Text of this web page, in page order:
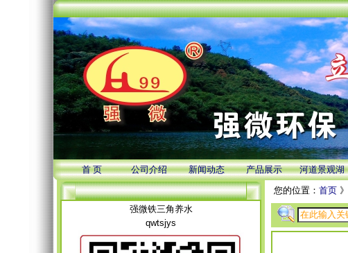
首 页 公司介绍 新闻动态 产品展示 河道景观湖
强微铁三角养水
qwtsjys
您的位置： 首页 》